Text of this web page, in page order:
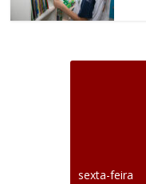
sexta-feira